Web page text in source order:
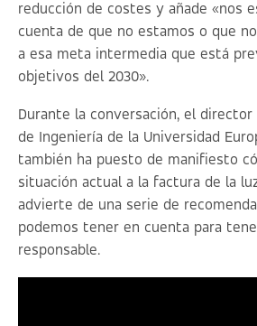
reducción de costes y añade «nos
cuenta de que no estamos o que
a esa meta intermedia que está
objetivos del 2030».
Durante la conversación, el
de Ingeniería de la Universidad
también ha puesto de manifiesto
situación actual a la factura de la
advierte de una serie de
podemos tener en cuenta para
responsable.